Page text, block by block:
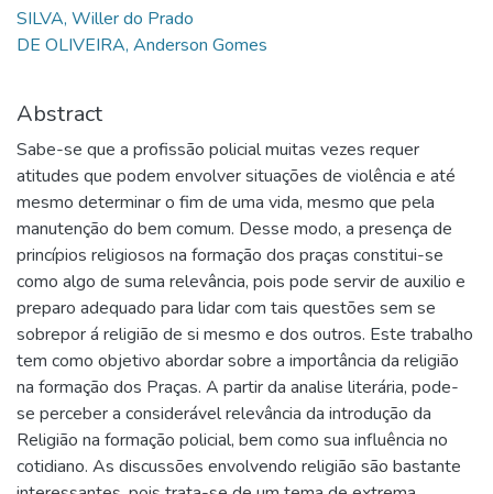
SILVA, Willer do Prado
DE OLIVEIRA, Anderson Gomes
Abstract
Sabe-se que a profissão policial muitas vezes requer
atitudes que podem envolver situações de violência e até
mesmo determinar o fim de uma vida, mesmo que pela
manutenção do bem comum. Desse modo, a presença de
princípios religiosos na formação dos praças constitui-se
como algo de suma relevância, pois pode servir de auxilio e
preparo adequado para lidar com tais questões sem se
sobrepor á religião de si mesmo e dos outros. Este trabalho
tem como objetivo abordar sobre a importância da religião
na formação dos Praças. A partir da analise literária, pode-
se perceber a considerável relevância da introdução da
Religião na formação policial, bem como sua influência no
cotidiano. As discussões envolvendo religião são bastante